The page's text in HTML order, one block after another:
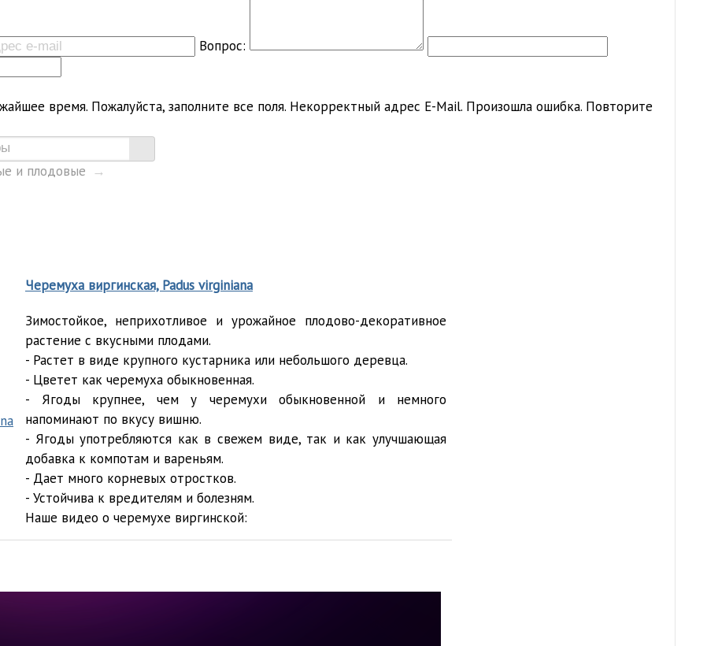
Вопрос:
время. Пожалуйста, заполните все поля. Некорректный адрес E-Mail. Произошла ошибка. Повторите
и плодовые →
Черемуха виргинская, Padus virginiana
Зимостойкое, неприхотливое и урожайное плодово-декоративное
растение с вкусными плодами.
- Растет в виде крупного кустарника или небольшого деревца.
- Цветет как черемуха обыкновенная.
- Ягоды крупнее, чем у черемухи обыкновенной и немного
напоминают по вкусу вишню.
- Ягоды употребляются как в свежем виде, так и как улучшающая
добавка к компотам и вареньям.
- Дает много корневых отростков.
- Устойчива к вредителям и болезням.
Наше видео о черемухе виргинской: